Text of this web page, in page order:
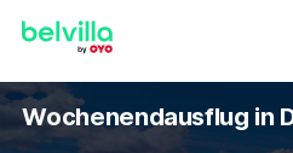
Wochenendausflug in